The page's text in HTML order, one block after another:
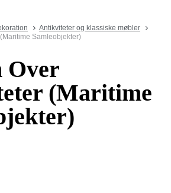
Antikviteter og klassiske møbler
Samleobjekter)
Over
(Maritime